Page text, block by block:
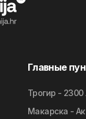
Главные
Трогир - 2300
Макарска -